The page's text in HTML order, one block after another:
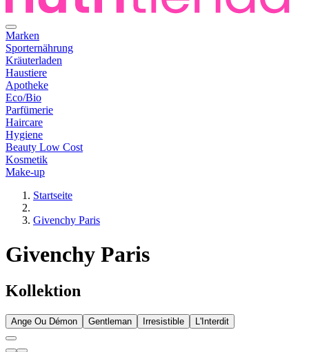
Marken
Sporternährung
Kräuterladen
Haustiere
Apotheke
Eco/Bio
Parfümerie
Haircare
Hygiene
Beauty Low Cost
Kosmetik
Make-up
Startseite
Givenchy Paris
Givenchy Paris
Kollektion
Ange Ou Démon Gentleman Irresistible L'Interdit